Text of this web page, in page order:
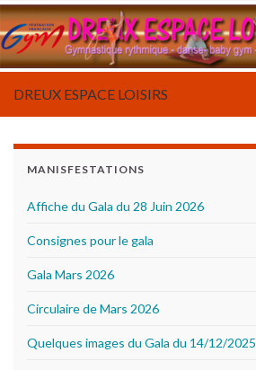
DREUX ESPACE LOISIRS
MANISFESTATIONS
Affiche du Gala du 28 Juin 2026
Consignes pour le gala
Gala Mars 2026
Circulaire de Mars 2026
Quelques images du Gala du 14/12/2025